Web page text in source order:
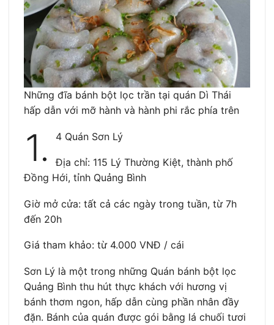
Những đĩa bánh bột lọc trần tại quán Dì Thái
hấp dẫn với mỡ hành và hành phi rắc phía trên
1. 4 Quán Sơn Lý
Địa chỉ: 115 Lý Thường Kiệt, thành phố
Đồng Hới, tỉnh Quảng Bình
Giờ mở cửa: tất cả các ngày trong tuần, từ 7h
đến 20h
Giá tham khảo: từ 4.000 VNĐ / cái
Sơn Lý là một trong những Quán bánh bột lọc
Quảng Bình thu hút thực khách với hương vị
bánh thơm ngon, hấp dẫn cùng phần nhân đầy
đặn. Bánh của quán được gói bằng lá chuối tươi